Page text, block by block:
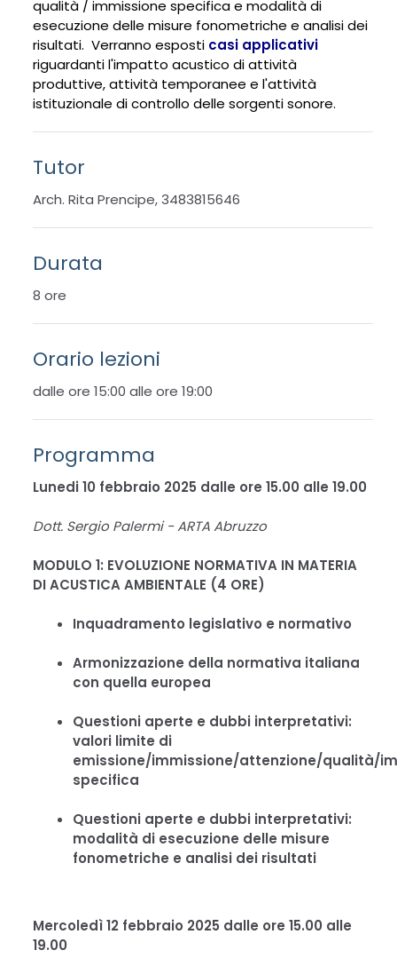
qualità / immissione specifica e modalità di
esecuzione delle misure fonometriche e analisi dei
risultati. Verranno esposti casi applicativi
riguardanti l'impatto acustico di attività
produttive, attività temporanee e l'attività
istituzionale di controllo delle sorgenti sonore.
Tutor
Arch. Rita Prencipe, 3483815646
Durata
8 ore
Orario lezioni
dalle ore 15:00 alle ore 19:00
Programma
Lunedi 10 febbraio 2025 dalle ore 15.00 alle 19.00
Dott. Sergio Palermi - ARTA Abruzzo
MODULO 1: EVOLUZIONE NORMATIVA IN MATERIA
DI ACUSTICA AMBIENTALE (4 ORE)
Inquadramento legislativo e normativo
Armonizzazione della normativa italiana
con quella europea
Questioni aperte e dubbi interpretativi:
valori limite di
emissione/immissione/attenzione/qualità/
specifica
Questioni aperte e dubbi interpretativi:
modalità di esecuzione delle misure
fonometriche e analisi dei risultati
Mercoledì 12 febbraio 2025 dalle ore 15.00 alle
19.00